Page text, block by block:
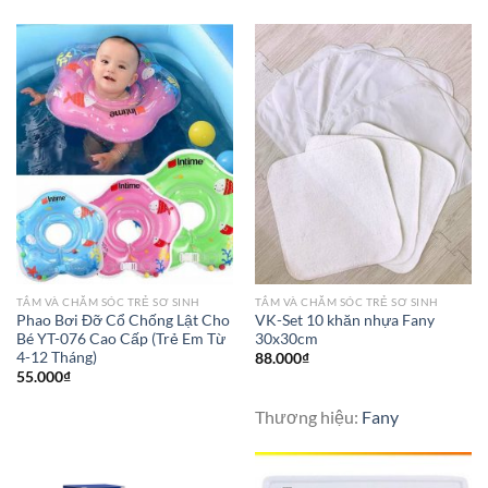
TẮM VÀ CHĂM SÓC TRẺ SƠ SINH
Phao Bơi Đỡ Cổ Chống Lật Cho
Bé YT-076 Cao Cấp (Trẻ Em Từ
4-12 Tháng)
55.000₫
TẮM VÀ CHĂM SÓC TRẺ SƠ SINH
VK-Set 10 khăn nhựa Fany
30x30cm
88.000₫
Thương hiệu: Fany